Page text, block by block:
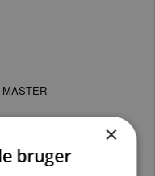
TIL TØRSKÆRING I
×
bruger